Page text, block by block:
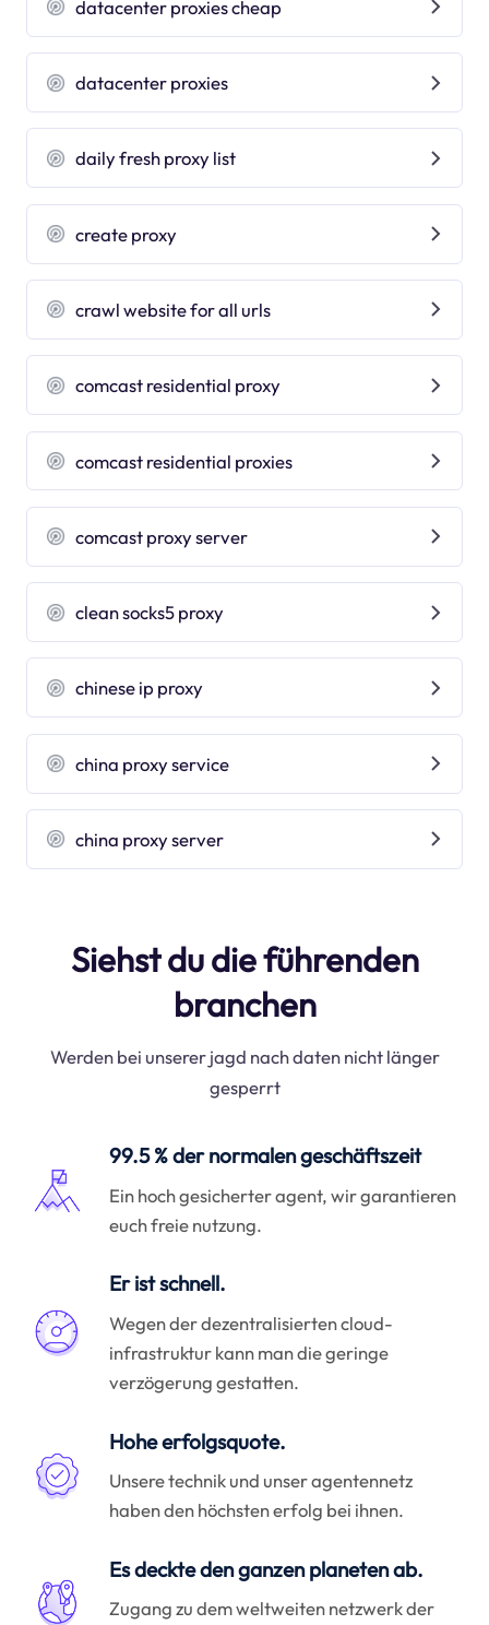
datacenter proxies cheap
datacenter proxies
daily fresh proxy list
create proxy
crawl website for all urls
comcast residential proxy
comcast residential proxies
comcast proxy server
clean socks5 proxy
chinese ip proxy
china proxy service
china proxy server
Siehst du die führenden
branchen
Werden bei unserer jagd nach daten nicht länger
gesperrt
99.5 % der normalen geschäftszeit
Ein hoch gesicherter agent, wir garantieren
euch freie nutzung.
Er ist schnell.
Wegen der dezentralisierten cloud-
infrastruktur kann man die geringe
verzögerung gestatten.
Hohe erfolgsquote.
Unsere technik und unser agentennetz
haben den höchsten erfolg bei ihnen.
Es deckte den ganzen planeten ab.
Zugang zu dem weltweiten netzwerk der